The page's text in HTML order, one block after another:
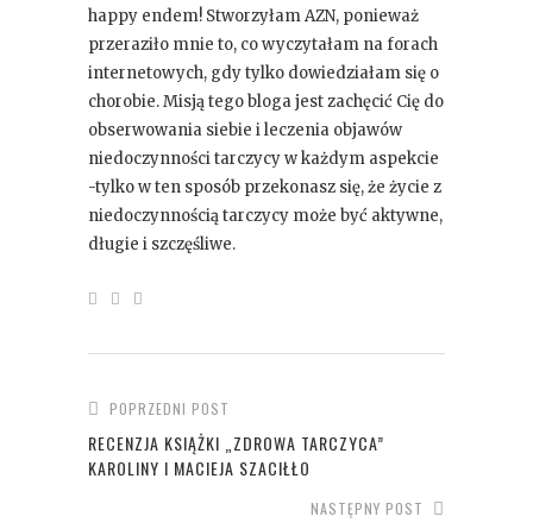
happy endem! Stworzyłam AZN, ponieważ
przeraziło mnie to, co wyczytałam na forach
internetowych, gdy tylko dowiedziałam się o
chorobie. Misją tego bloga jest zachęcić Cię do
obserwowania siebie i leczenia objawów
niedoczynności tarczycy w każdym aspekcie
-tylko w ten sposób przekonasz się, że życie z
niedoczynnością tarczycy może być aktywne,
długie i szczęśliwe.
POPRZEDNI POST
RECENZJA KSIĄŻKI „ZDROWA TARCZYCA”
KAROLINY I MACIEJA SZACIŁŁO
NASTĘPNY POST